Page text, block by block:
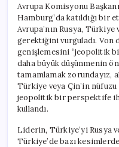
Avrupa Komisyonu
Hamburg’da katıldığı bir
Avrupa’nın Rusya,
gerektiğini vurguladı. Von
genişlemesini “jeopolitik
daha büyük düşünmenin
tamamlamak zorundayız,
Türkiye veya Çin’in
jeopolitik bir perspektife
kullandı.
Liderin, Türkiye’yi Rusya
Türkiye’de bazı